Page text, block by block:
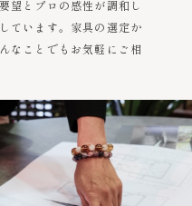
望とプロの感性が調和し
ています。家具の選定か
なことでもお気軽にご相